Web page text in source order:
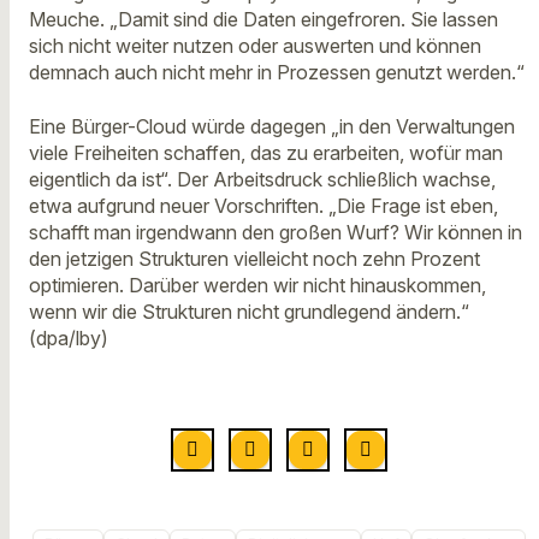
Meuche. „Damit sind die Daten eingefroren. Sie lassen
sich nicht weiter nutzen oder auswerten und können
demnach auch nicht mehr in Prozessen genutzt werden.“
Eine Bürger-Cloud würde dagegen „in den Verwaltungen
viele Freiheiten schaffen, das zu erarbeiten, wofür man
eigentlich da ist“. Der Arbeitsdruck schließlich wachse,
etwa aufgrund neuer Vorschriften. „Die Frage ist eben,
schafft man irgendwann den großen Wurf? Wir können in
den jetzigen Strukturen vielleicht noch zehn Prozent
optimieren. Darüber werden wir nicht hinauskommen,
wenn wir die Strukturen nicht grundlegend ändern.“
(dpa/lby)